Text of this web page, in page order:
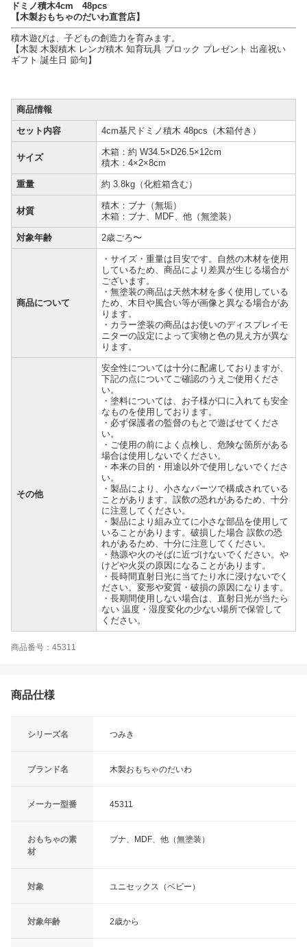
ドミノ積木4cm 48pcs
【木製おもちゃのだいわ直営店】
積木遊びは、子どもの創造力を育みます。
【木製 木製積木 レンガ積木 知育玩具 ブロック プレゼント 出産祝い
ギフト 誕生日 節句】
商品情報
セット内容 4cm基尺ドミノ積木 48pcs（木箱付き）
サイズ
木箱：約 W34.5×D26.5×12cm
積木：4×2×8cm
重量 約 3.8kg（化粧箱含む）
材質
積木：ブナ（無垢）
木箱：ブナ、MDF、他（無塗装）
対象年齢 2歳ごろ〜
商品について
・サイズ・重量は目安です。自然の木材を使用
しているため、商品により差異が生じる場合が
ございます。
・無塗装の商品は天然木材を多く使用している
ため、木目や風合い等が画像と異なる場合があ
ります。
・カラー塗装の商品はお使いのディスプレイモ
ニターの設定によって実物と色の見え方が異な
ります。
その他
安全性については十分に配慮しておりますが、
下記の点についてご確認のうえご使用くださ
い。
・塗料については、お子様が口に入れても安全
なものを使用しております。
・必ず保護者の監督のもとで遊ばせてくださ
い。
・ご使用の前によく点検し、危険な箇所がある
場合は使用しないでください。
・本来の目的・用途以外で使用しないでくださ
い。
・製品により、小さなパーツで構成されている
ことがあります。誤飲の恐れがあるため、十分
に注意してください。
・製品により組み立てに小さな部品を使用して
いることがあります。破損した場合 誤飲の恐
れがあるため、十分に注意してください。
・熱源や火のそばに近づけないでください。や
けどや火災の原因になることがあります。
・長時間直射日光に当てたり水に浸けないでく
ださい。変形や変質・破損の原因になります。
・長期間使用しない場合は、直射日光が当たら
ない 温度・湿度変化の少ない場所で保管して
ください。
商品番号：45311
商品仕様
シリーズ名 つみき
ブランド名 木製おもちゃのだいわ
メーカー型番 45311
おもちゃの素
材
ブナ、MDF、他（無塗装）
対象 ユニセックス（ベビー）
対象年齢 2歳から